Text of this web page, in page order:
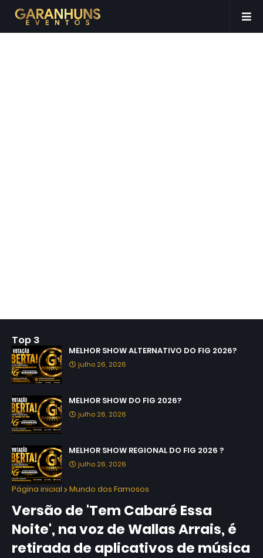
Top 3
MELHOR SHOW ALTERNATIVO DO FIG 2026?
julho 26, 2026
MELHOR SHOW DO FIG 2026?
julho 26, 2026
MELHOR SHOW REGIONAL DO FIG 2026 ?
julho 26, 2026
Página inicial Mundo dos Famosos
Versão de 'Tem Cabaré Essa
Noite', na voz de Wallas Arrais, é
retirada de aplicativos de música